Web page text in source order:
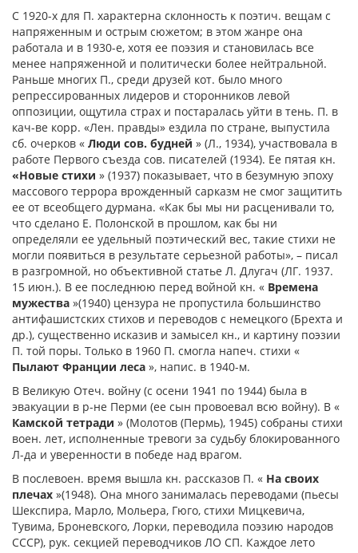
С 1920-х для П. характерна склонность к поэтич. вещам с
напряженным и острым сюжетом; в этом жанре она
работала и в 1930-е, хотя ее поэзия и становилась все
менее напряженной и политически более нейтральной.
Раньше многих П., среди друзей кот. было много
репрессированных лидеров и сторонников левой
оппозиции, ощутила страх и постаралась уйти в тень. П. в
кач-ве корр. «Лен. правды» ездила по стране, выпустила
сб. очерков « Люди сов. будней » (Л., 1934), участвовала в
работе Первого съезда сов. писателей (1934). Ее пятая кн.
«Новые стихи » (1937) показывает, что в безумную эпоху
массового террора врожденный сарказм не смог защитить
ее от всеобщего дурмана. «Как бы мы ни расценивали то,
что сделано Е. Полонской в прошлом, как бы ни
определяли ее удельный поэтический вес, такие стихи не
могли появиться в результате серьезной работы», – писал
в разгромной, но объективной статье Л. Длугач (ЛГ. 1937.
15 июн.). В ее последнюю перед войной кн. « Времена
мужества »(1940) цензура не пропустила большинство
антифашистских стихов и переводов с немецкого (Брехта и
др.), существенно исказив и замысел кн., и картину поэзии
П. той поры. Только в 1960 П. смогла напеч. стихи «
Пылают Франции леса », напис. в 1940-м.
В Великую Отеч. войну (с осени 1941 по 1944) была в
эвакуации в р-не Перми (ее сын провоевал всю войну). В «
Камской тетради » (Молотов (Пермь), 1945) собраны стихи
воен. лет, исполненные тревоги за судьбу блокированного
Л-да и уверенности в победе над врагом.
В послевоен. время вышла кн. рассказов П. « На своих
плечах »(1948). Она много занималась переводами (пьесы
Шекспира, Марло, Мольера, Гюго, стихи Мицкевича,
Тувима, Броневского, Лорки, переводила поэзию народов
СССР), рук. секцией переводчиков ЛО СП. Каждое лето